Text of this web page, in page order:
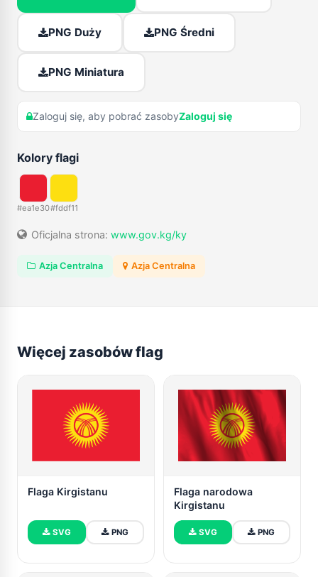
PNG Duży PNG Średni
PNG Miniatura
Zaloguj się, aby pobrać zasobyZaloguj się
Kolory flagi
#ea1e30#fddf11
Oficjalna strona: www.gov.kg/ky
Azja Centralna Azja Centralna
Więcej zasobów flag
Flaga Kirgistanu
SVG PNG
Flaga narodowa
Kirgistanu
SVG PNG